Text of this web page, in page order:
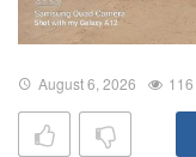
August 6, 2026 116